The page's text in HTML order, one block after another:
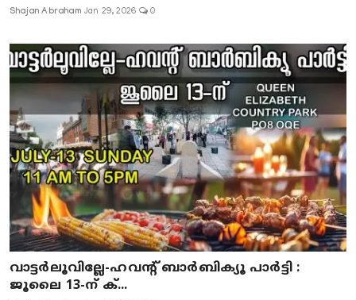
Shajan Abraham Jan 29, 2026 0
വാട്ടർലൂവില്ലേ-ഹവന്റ് ബാർബിക്യൂ പാർട്ടി :
ജൂലൈ 13-ന് ക്...